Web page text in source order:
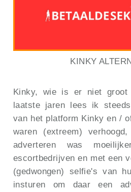
KINKY
Kinky, wie is er niet groot
laatste jaren lees ik
van het platform Kinky en /
waren (extreem)
adverteren was
escortbedrijven en met een
(gedwongen) selfie's van
insturen om daar een